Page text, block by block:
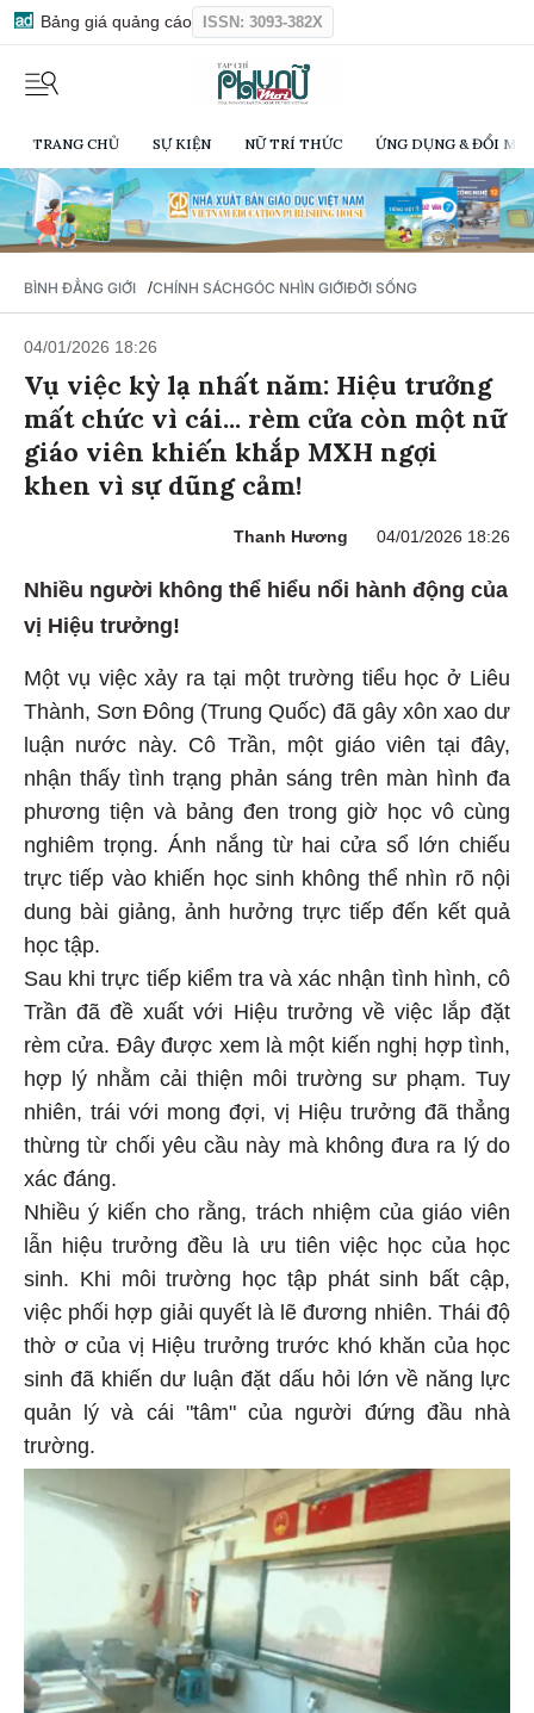
Bảng giá quảng cáo ISSN: 3093-382X
TRANG CHỦ SỰ KIỆN NỮ TRÍ THỨC ỨNG DỤNG & ĐỔI
BÌNH ĐẲNG GIỚI /CHÍNH SÁCHGÓC NHÌN GIỚIĐỜI SỐNG
04/01/2026 18:26
Vụ việc kỳ lạ nhất năm: Hiệu trưởng
mất chức vì cái... rèm cửa còn một nữ
giáo viên khiến khắp MXH ngợi
khen vì sự dũng cảm!
Thanh Hương 04/01/2026 18:26
Nhiều người không thể hiểu nổi hành động của
vị Hiệu trưởng!
Một vụ việc xảy ra tại một trường tiểu học ở Liêu
Thành, Sơn Đông (Trung Quốc) đã gây xôn xao dư
luận nước này. Cô Trần, một giáo viên tại đây,
nhận thấy tình trạng phản sáng trên màn hình đa
phương tiện và bảng đen trong giờ học vô cùng
nghiêm trọng. Ánh nắng từ hai cửa sổ lớn chiếu
trực tiếp vào khiến học sinh không thể nhìn rõ nội
dung bài giảng, ảnh hưởng trực tiếp đến kết quả
học tập.
Sau khi trực tiếp kiểm tra và xác nhận tình hình, cô
Trần đã đề xuất với Hiệu trưởng về việc lắp đặt
rèm cửa. Đây được xem là một kiến nghị hợp tình,
hợp lý nhằm cải thiện môi trường sư phạm. Tuy
nhiên, trái với mong đợi, vị Hiệu trưởng đã thẳng
thừng từ chối yêu cầu này mà không đưa ra lý do
xác đáng.
Nhiều ý kiến cho rằng, trách nhiệm của giáo viên
lẫn hiệu trưởng đều là ưu tiên việc học của học
sinh. Khi môi trường học tập phát sinh bất cập,
việc phối hợp giải quyết là lẽ đương nhiên. Thái độ
thờ ơ của vị Hiệu trưởng trước khó khăn của học
sinh đã khiến dư luận đặt dấu hỏi lớn về năng lực
quản lý và cái "tâm" của người đứng đầu nhà
trường.